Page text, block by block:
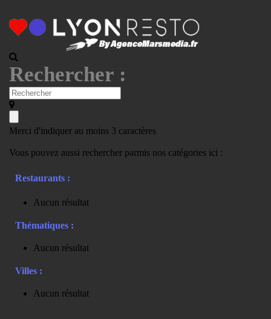
Rechercher :
Merci d'indiquer au moins 3 caractères
Vous pouvez aussi rechercher parmis nos catégories ici :
Restaurants :
Aucun résultat
Thématiques :
Aucun résultat
Villes :
Aucun résultat